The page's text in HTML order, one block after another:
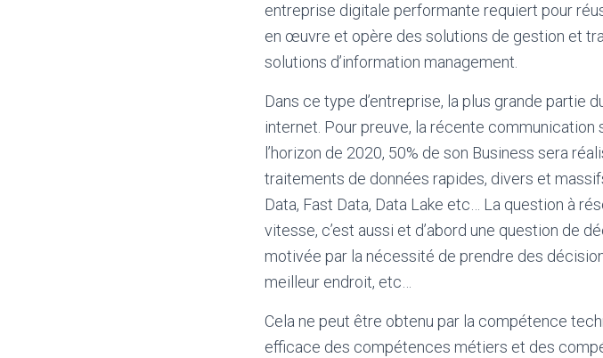
entreprise digitale performante requiert pour
en œuvre et opère des solutions de gestion et
solutions d’information management.
Dans ce type d’entreprise, la plus grande partie
internet. Pour preuve, la récente communication
l’horizon de 2020, 50% de son Business sera
traitements de données rapides, divers et
Data, Fast Data, Data Lake etc… La question à
vitesse, c’est aussi et d’abord une question de
motivée par la nécessité de prendre des
meilleur endroit, etc…
Cela ne peut être obtenu par la compétence
efficace des compétences métiers et des